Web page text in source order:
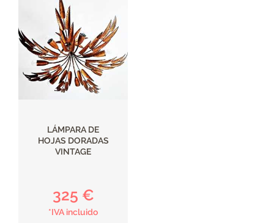
LÁMPARA DE
HOJAS DORADAS
VINTAGE
325 €
*IVA incluido